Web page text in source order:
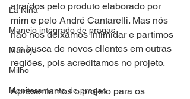
La Niña
Manejo integrado de pragas
Manejo
Milho
Monitoramento de pragas
atraídos pelo produto elaborado por
mim e pelo André Cantarelli. Mas nós
não nos deixamos intimidar e partimos
em busca de novos clientes em outras
regiões, pois acreditamos no projeto.
Apresentamos o projeto para os